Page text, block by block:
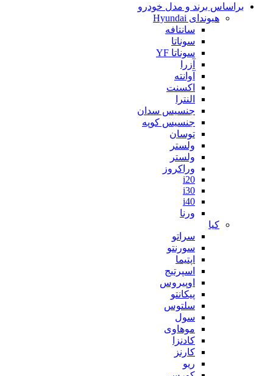
براساس برند و مدل خودرو
هیوندای Hyundai
سانتافه
سوناتا
سوناتا YF
آزرا
آوانته
اکسنت
النترا
جنسیس سدان
جنسیس کوپه
توسان
ولستر
ولستر
وراکروز
i20
i30
i40
ورنا
کیا
سراتو
سورنتو
اپتیما
اسپرتیج
اوپیروس
پیکانتو
سلتوس
سول
موهاوی
کادنزا
کارنز
ریو